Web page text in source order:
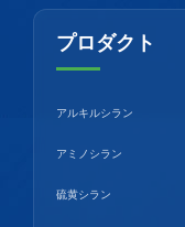
プロダクト
アルキルシラン
アミノシラン
硫黄シラン